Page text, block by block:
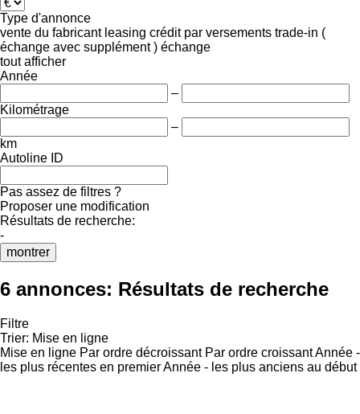
Type d'annonce
vente du fabricant leasing crédit par versements trade-in (
échange avec supplément ) échange
tout afficher
Année
–
Kilométrage
–
km
Autoline ID
Pas assez de filtres ?
Proposer une modification
Résultats de recherche:
-
montrer
6 annonces: Résultats de recherche
Filtre
Trier: Mise en ligne
Mise en ligne Par ordre décroissant Par ordre croissantAnnée -
les plus récentes en premierAnnée - les plus anciens au début